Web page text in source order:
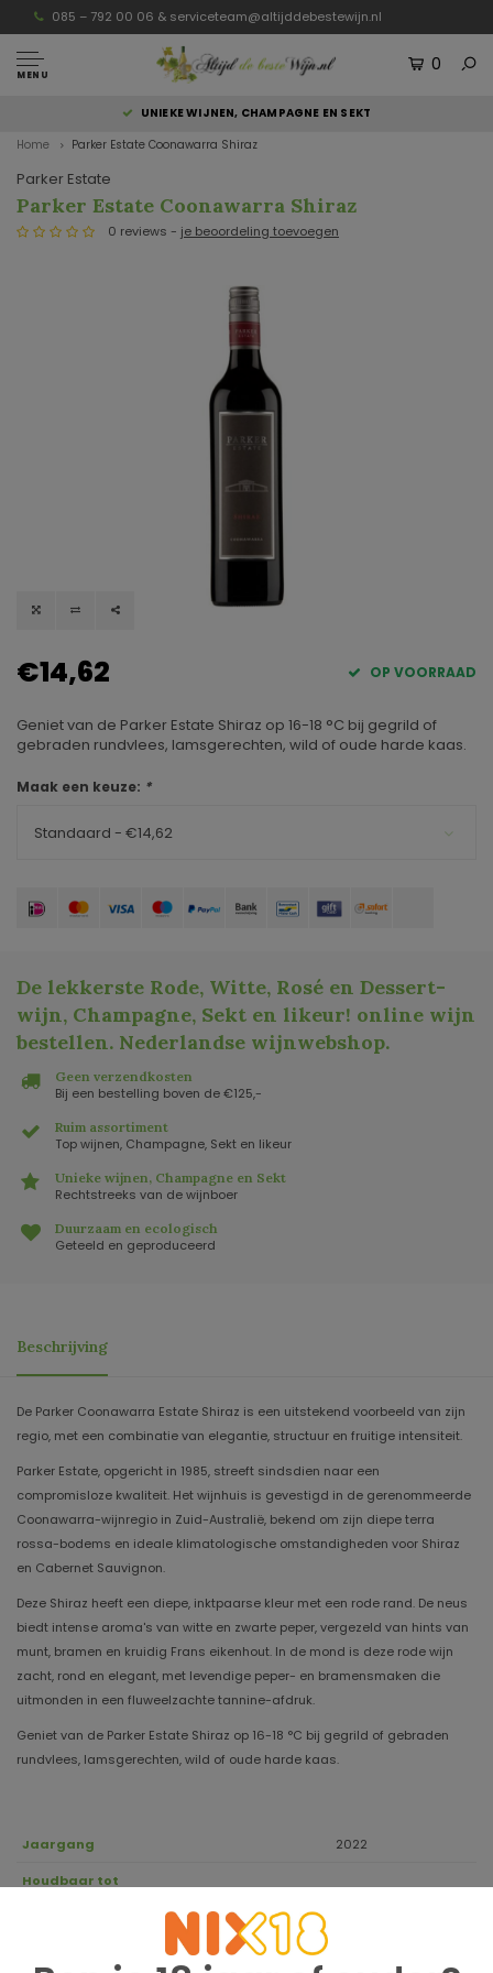
085 – 792 00 06 & serviceteam@altijddebestewijn.nl
MENU
0
UNIEKE WIJNEN, CHAMPAGNE EN SEKT
Home Parker Estate Coonawarra Shiraz
Parker Estate
Parker Estate Coonawarra Shiraz
0 reviews - je beoordeling toevoegen
€14,62 OP VOORRAAD
Geniet van de Parker Estate Shiraz op 16-18 °C bij gegrild of
gebraden rundvlees, lamsgerechten, wild of oude harde kaas.
Maak een keuze: *
Standaard - €14,62
De lekkerste Rode, Witte, Rosé en Dessert-
wijn, Champagne, Sekt en likeur! online wijn
bestellen. Nederlandse wijnwebshop.
Geen verzendkosten
Bij een bestelling boven de €125,-
Ruim assortiment
Top wijnen, Champagne, Sekt en likeur
Unieke wijnen, Champagne en Sekt
Rechtstreeks van de wijnboer
Duurzaam en ecologisch
Geteeld en geproduceerd
Beschrijving
De Parker Coonawarra Estate Shiraz is een uitstekend voorbeeld van zijn
regio, met een combinatie van elegantie, structuur en fruitige intensiteit.
Parker Estate, opgericht in 1985, streeft sindsdien naar een
compromisloze kwaliteit. Het wijnhuis is gevestigd in de gerenommeerde
Coonawarra-wijnregio in Zuid-Australië, bekend om zijn diepe terra
rossa-bodems en ideale klimatologische omstandigheden voor Shiraz
en Cabernet Sauvignon.
Deze Shiraz heeft een diepe, inktpaarse kleur met een rode rand. De neus
biedt intense aroma's van witte en zwarte peper, vergezeld van hints van
munt, bramen en kruidig ​​Frans eikenhout. In de mond is deze rode wijn
zacht, rond en elegant, met levendige peper- en bramensmaken die
uitmonden in een fluweelzachte tannine-afdruk.
Geniet van de Parker Estate Shiraz op 16-18 °C bij gegrild of gebraden
rundvlees, lamsgerechten, wild of oude harde kaas.
Jaargang 2022
Houdbaar tot